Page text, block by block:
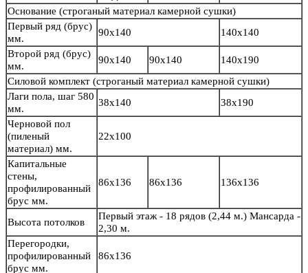
Основание (строганый материал камерной сушки)
Первый ряд (брус)
мм.
90х140
140х140
Второй ряд (брус)
мм.
90х140 90х140
140х190
Силовой комплект (строганый материал камерной сушки)
Лаги пола, шаг 580
мм.
38х140
38х190
Черновой пол
(пиленый
материал) мм.
22х100
Капитальные
стены,
профилированный
брус мм.
86х136 86х136 136х136
Высота потолков
Первый этаж - 18 рядов (2,44 м.) Мансарда -
2,30 м.
Перегородки,
профилированный
брус мм.
86х136